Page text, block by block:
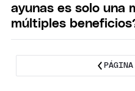
ayunas es solo una
múltiples